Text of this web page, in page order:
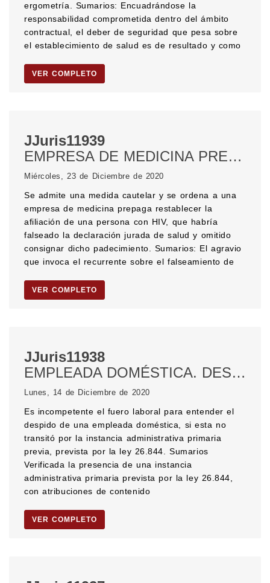
ergometría. Sumarios: Encuadrándose la
responsabilidad comprometida dentro del ámbito
contractual, el deber de seguridad que pesa sobre
el establecimiento de salud es de resultado y como
VER COMPLETO
JJuris11939
EMPRESA DE MEDICINA PREPAGA. Declaración jurada de salud. Falseamiento de la declaración jurada de salud. Enfermedad preexistente. HIV. SIDA. DERECHO A LA SALUD. PELIGRO EN LA DEMORA.
Miércoles, 23 de Diciembre de 2020
Se admite una medida cautelar y se ordena a una
empresa de medicina prepaga restablecer la
afiliación de una persona con HIV, que habría
falseado la declaración jurada de salud y omitido
consignar dicho padecimiento. Sumarios: El agravio
que invoca el recurrente sobre el falseamiento de
VER COMPLETO
JJuris11938
EMPLEADA DOMÉSTICA. DESPIDO. COMPETENCIA. Procedimiento administrativo previo.
Lunes, 14 de Diciembre de 2020
Es incompetente el fuero laboral para entender el
despido de una empleada doméstica, si esta no
transitó por la instancia administrativa primaria
previa, prevista por la ley 26.844. Sumarios
Verificada la presencia de una instancia
administrativa primaria prevista por la ley 26.844,
con atribuciones de contenido
VER COMPLETO